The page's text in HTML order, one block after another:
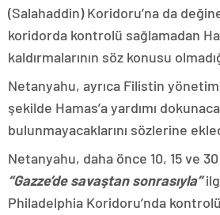
(Salahaddin) Koridoru’na da
koridorda kontrolü sağlamadan
kaldırmalarının söz konusu
Netanyahu, ayrıca Filistin
şekilde Hamas’a yardımı
bulunmayacaklarını sözlerine
Netanyahu, daha önce 10, 15 ve 30
“Gazze’de savaştan sonrasıyla”
Philadelphia Koridoru’nda